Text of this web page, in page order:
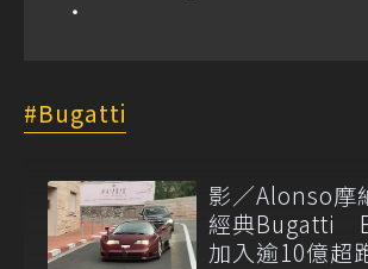
Bugatti
影／Alonso摩
經典Bugatti
加入逾10億超